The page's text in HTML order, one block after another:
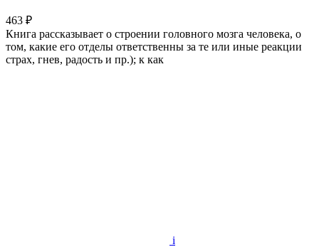
463 ₽
Книга рассказывает о строении головного мозга человека, о
том, какие его отделы ответственны за те или иные реакции
страх, гнев, радость и пр.); к как
i